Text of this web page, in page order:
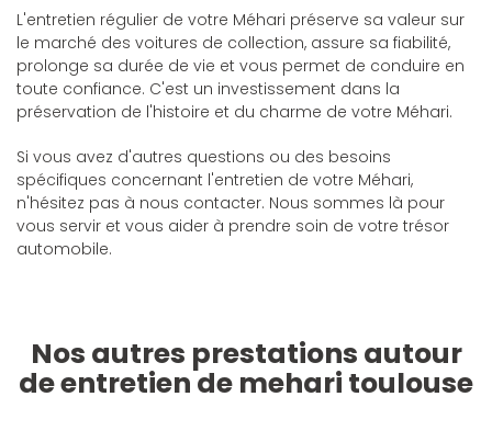
L'entretien régulier de votre Méhari préserve sa valeur sur
le marché des voitures de collection, assure sa fiabilité,
prolonge sa durée de vie et vous permet de conduire en
toute confiance. C'est un investissement dans la
préservation de l'histoire et du charme de votre Méhari.
Si vous avez d'autres questions ou des besoins
spécifiques concernant l'entretien de votre Méhari,
n'hésitez pas à nous contacter. Nous sommes là pour
vous servir et vous aider à prendre soin de votre trésor
automobile.
Nos autres prestations autour
de entretien de mehari toulouse